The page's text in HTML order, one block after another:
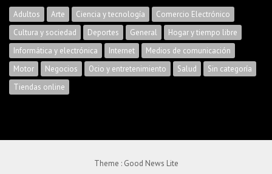
Adultos Arte Ciencia y tecnología
Comercio Electrónico
Cultura y sociedad
Deportes General
Hogar y tiempo libre
Informática y electrónica
Internet
Medios de comunicación
Motor
Negocios Ocio y entretenimiento Salud
Sin categoría
Tiendas online
Theme : Good News Lite